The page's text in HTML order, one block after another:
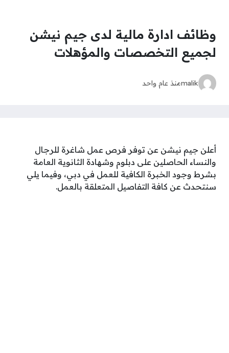
وظائف ادارة مالية لدى جيم نيشن
لجميع التخصصات والمؤهلات
malikمنذ عام واحد
أعلن جيم نيشن عن توفر فرص عمل شاغرة للرجال
والنساء الحاصلين على دبلوم وشهادة الثانوية العامة
بشرط وجود الخبرة الكافية للعمل في دبي، وفيما يلي
سنتحدث عن كافة التفاصيل المتعلقة بالعمل.